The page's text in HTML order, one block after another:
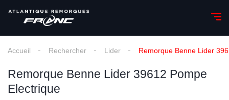
Accueil Rechercher Lider Remorque Benne Lider
Remorque Benne Lider 39612 Pompe
Electrique